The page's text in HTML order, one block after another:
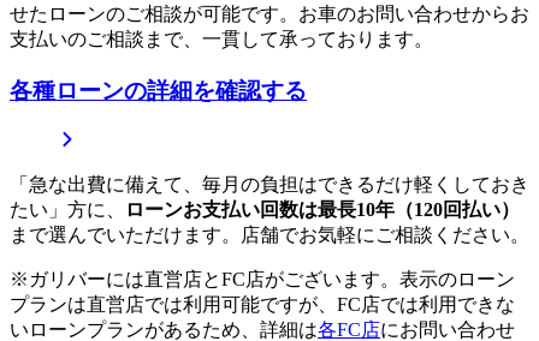
せたローンのご相談が可能です。お車のお問い合わせからお
支払いのご相談まで、一貫して承っております。
各種ローンの詳細を確認する
「急な出費に備えて、毎月の負担はできるだけ軽くしておき
たい」方に、
ローンお支払い回数は最長10年（120回払い）
まで選んでいただけます。店舗でお気軽にご相談ください。
※ガリバーには直営店とFC店がございます。表示のローン
プランは直営店では利用可能ですが、FC店では利用できな
いローンプランがあるため、詳細は各FC店にお問い合わせ